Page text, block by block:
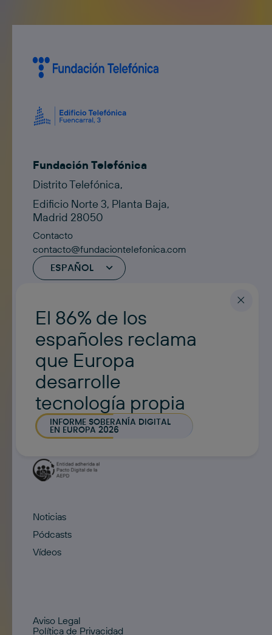
Fundación Telefónica
Distrito Telefónica,
Edificio Norte 3, Planta Baja,
Madrid 28050
Contacto
contacto@fundaciontelefonica.com
ESPAÑOL
Noticias
Pódcasts
Vídeos
Aviso Legal
Política de Privacidad
El 86% de los
españoles reclama
que Europa
desarrolle
tecnología propia
INFORME SOBERANÍA DIGITAL
EN EUROPA 2026